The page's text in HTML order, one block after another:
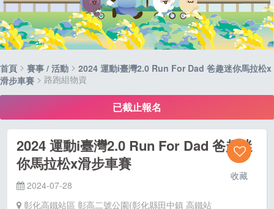
首頁 > 賽事 / 活動 > 2024 運動i臺灣2.0 Run For Dad 爸趣迷你馬拉松x
滑步車賽 > 路跑組物資
已截止報名
收藏
2024 運動i臺灣2.0 Run For Dad 爸趣迷
你馬拉松x滑步車賽
2024-07-28
彰化高鐵站區 彰高二號公園(彰化縣田中鎮 高鐵站